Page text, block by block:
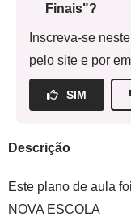
Finais"?
Inscreva-se
pelo site e por
SIM
Descrição
Este plano de aula
NOVA ESCOLA